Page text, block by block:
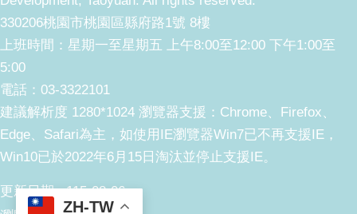
ZH-TW
330206桃園市桃園區縣府路1號 8樓
上班時間：星期一至星期五 上午8:00至12:00 下午1:00至
5:00
電話：03-3322101
建議解析度 1280*1024 瀏覽器支援：Chrome、Firefox、
Edge、Safari為主，如使用IE瀏覽器Win7已不再支援IE，
Win10已於2022年6月15日淘汰並停止支援IE。
更新日期
115-08-06